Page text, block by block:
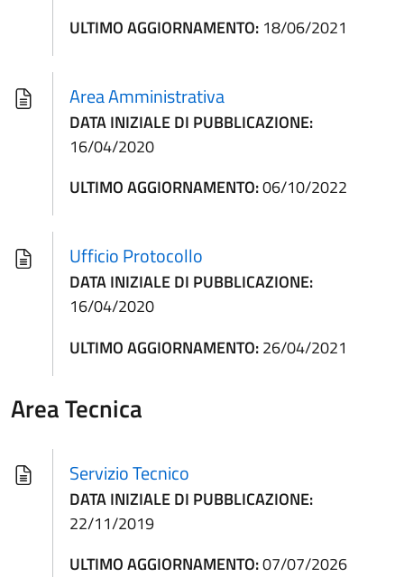
ULTIMO AGGIORNAMENTO: 18/06/2021
Area Amministrativa
DATA INIZIALE DI PUBBLICAZIONE:
16/04/2020
ULTIMO AGGIORNAMENTO:06/10/2022
Ufficio Protocollo
DATA INIZIALE DI PUBBLICAZIONE:
16/04/2020
ULTIMO AGGIORNAMENTO:26/04/2021
Area Tecnica
Servizio Tecnico
DATA INIZIALE DI PUBBLICAZIONE:
22/11/2019
ULTIMO AGGIORNAMENTO:07/07/2026